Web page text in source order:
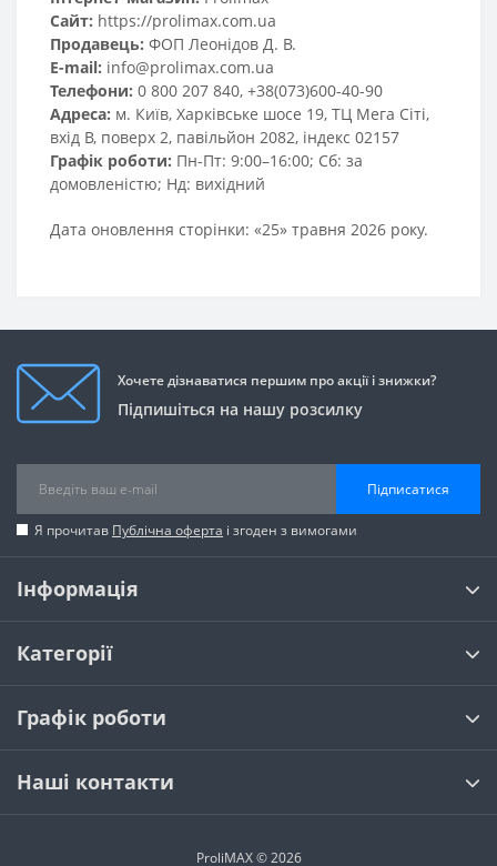
Сайт: https://prolimax.com.ua
Продавець: ФОП Леонідов Д. В.
E-mail: info@prolimax.com.ua
Телефони: 0 800 207 840, +38(073)600-40-90
Адреса: м. Київ, Харківське шосе 19, ТЦ Мега Сіті,
вхід В, поверх 2, павільйон 2082, індекс 02157
Графік роботи: Пн-Пт: 9:00–16:00; Сб: за
домовленістю; Нд: вихідний
Дата оновлення сторінки: «25» травня 2026 року.
Хочете дізнаватися першим про акції і знижки?
Підпишіться на нашу розсилку
Підписатися
Я прочитав Публічна оферта і згоден з вимогами
Інформація
Категорії
Графік роботи
Наші контакти
ProliMAX © 2026